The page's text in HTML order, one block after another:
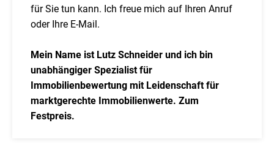
für Sie tun kann. Ich freue mich auf Ihren Anruf
oder Ihre E-Mail.
Mein Name ist Lutz Schneider und ich bin
unabhängiger Spezialist für
Immobilienbewertung mit Leidenschaft für
marktgerechte Immobilienwerte. Zum
Festpreis.